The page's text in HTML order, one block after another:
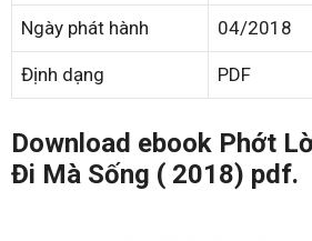
Ngày phát hành 04/2018
Định dạng PDF
Download ebook Phớt
Đi Mà Sống ( 2018) pdf.